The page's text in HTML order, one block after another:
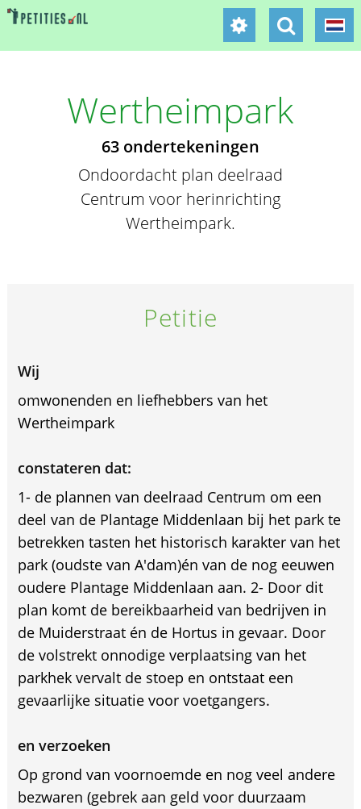
Wertheimpark
63 ondertekeningen
Ondoordacht plan deelraad
Centrum voor herinrichting
Wertheimpark.
Petitie
Wij
omwonenden en liefhebbers van het
Wertheimpark
constateren dat:
1- de plannen van deelraad Centrum om een
deel van de Plantage Middenlaan bij het park te
betrekken tasten het historisch karakter van het
park (oudste van A'dam)én van de nog eeuwen
oudere Plantage Middenlaan aan. 2- Door dit
plan komt de bereikbaarheid van bedrijven in
de Muiderstraat én de Hortus in gevaar. Door
de volstrekt onnodige verplaatsing van het
parkhek vervalt de stoep en ontstaat een
gevaarlijke situatie voor voetgangers.
en verzoeken
Op grond van voornoemde en nog veel andere
bezwaren (gebrek aan geld voor duurzaam